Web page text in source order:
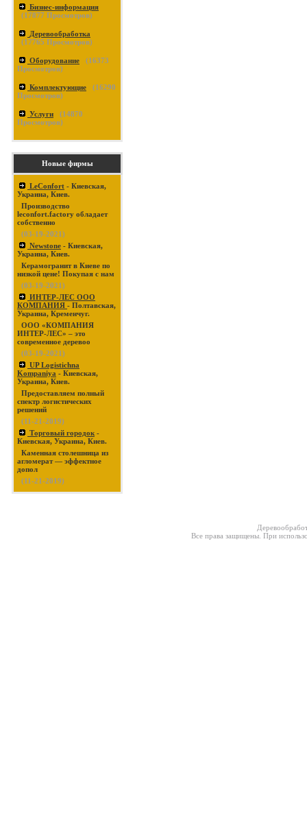
Бизнес-информация
(17877 Просмотров)
Деревообработка
(17765 Просмотров)
Оборудование (16373
Просмотров)
Комплектующие (16290
Просмотров)
Услуги (14870
Просмотров)
Новые фирмы
LeConfort - Киевская,
Украина, Киев.
Производство
leconfort.factory обладает
собственно
(03-19-2021)
Newstone - Киевская,
Украина, Киев.
Керамогранит в Киеве по
низкой цене! Покупая с нам
(03-19-2021)
ИНТЕР-ЛЕС ООО
КОМПАНИЯ - Полтавская,
Украина, Кременчуг.
ООО «КОМПАНИЯ
ИНТЕР-ЛЕС» – это
современное деревоо
(03-19-2021)
UP Logistichna
Kompaniya - Киевская,
Украина, Киев.
Предоставляем полный
спектр логистических
решений
(11-21-2019)
Торговый городок -
Киевская, Украина, Киев.
Каменная столешница из
агломерат — эффектное
допол
(11-21-2019)
Все права защищены. При